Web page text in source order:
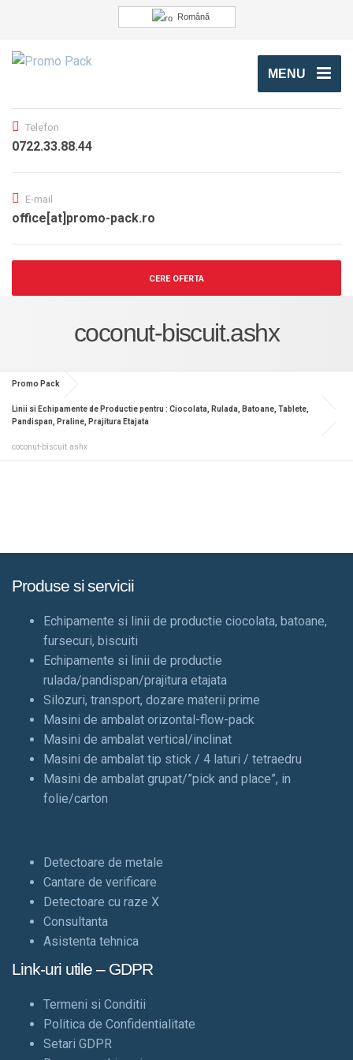
Română
MENU
Telefon
0722.33.88.44
E-mail
office[at]promo-pack.ro
CERE OFERTA
coconut-biscuit.ashx
Promo Pack
Linii si Echipamente de Productie pentru : Ciocolata, Rulada, Batoane, Tablete,
Pandispan, Praline, Prajitura Etajata
coconut-biscuit.ashx
Produse si servicii
Echipamente si linii de productie ciocolata, batoane,
fursecuri, biscuiti
Echipamente si linii de productie
rulada/pandispan/prajitura etajata
Silozuri, transport, dozare materii prime
Masini de ambalat orizontal-flow-pack
Masini de ambalat vertical/inclinat
Masini de ambalat tip stick / 4 laturi / tetraedru
Masini de ambalat grupat/”pick and place”, in
folie/carton
Detectoare de metale
Cantare de verificare
Detectoare cu raze X
Consultanta
Asistenta tehnica
Link-uri utile – GDPR
Termeni si Conditii
Politica de Confidentialitate
Setari GDPR